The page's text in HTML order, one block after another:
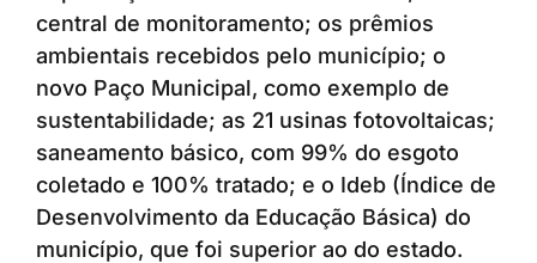
central de monitoramento; os prêmios
ambientais recebidos pelo município; o
novo Paço Municipal, como exemplo de
sustentabilidade; as 21 usinas fotovoltaicas;
saneamento básico, com 99% do esgoto
coletado e 100% tratado; e o Ideb (Índice de
Desenvolvimento da Educação Básica) do
município, que foi superior ao do estado.